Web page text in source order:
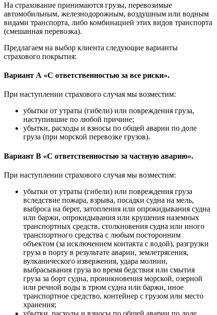
На страхование принимаются грузы, перевозимые
автомобильным, железнодорожным, воздушным или водным
видами транспорта, либо комбинацией этих видов транспорта
(смешанная перевозка).
Предлагаем на выбор клиента следующие варианты
страхового покрытия:
Вариант А «С ответственностью за все риски».
При наступлении страхового случая мы возместим:
убытки от утраты (гибели) или повреждения груза,
наступившие по любой причине;
убытки, расходы и взносы по общей аварии по доле
груза (при морской перевозке грузов).
Вариант В «С ответственностью за частную аварию».
При наступлении страхового случая мы возместим:
убытки от утраты (гибели) или повреждения груза
вследствие пожара, взрыва, посадки судна на мель,
выброса на берег, затопления или опрокидывания судна
или баржи, опрокидывания или крушения наземных
транспортных средств, столкновения судна или иного
транспортного средства с любым посторонним
объектом (за исключением контакта с водой), разгрузки
груза в порту в результате аварии, землетрясения,
вулканического извержения, удара молнии,
выбрасывания груза во время бедствия или смытия
груза за борт судна, проникновения морской, озерной
или речной воды в трюм судна или баржи, иное
транспортное средство, контейнер с грузом или место
хранения;
убытки, расходы и взносы по общей аварии по доле